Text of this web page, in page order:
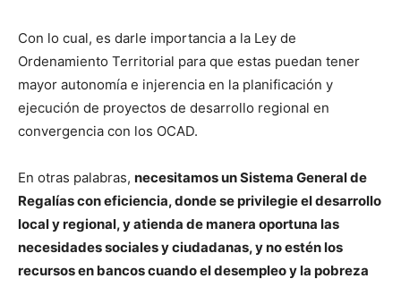
Con lo cual, es darle importancia a la Ley de
Ordenamiento Territorial para que estas puedan tener
mayor autonomía e injerencia en la planificación y
ejecución de proyectos de desarrollo regional en
convergencia con los OCAD.
En otras palabras, necesitamos un Sistema General de
Regalías con eficiencia, donde se privilegie el desarrollo
local y regional, y atienda de manera oportuna las
necesidades sociales y ciudadanas, y no estén los
recursos en bancos cuando el desempleo y la pobreza